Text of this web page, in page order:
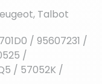
Talbot
/ 95607231 /
/ 570525 /
/